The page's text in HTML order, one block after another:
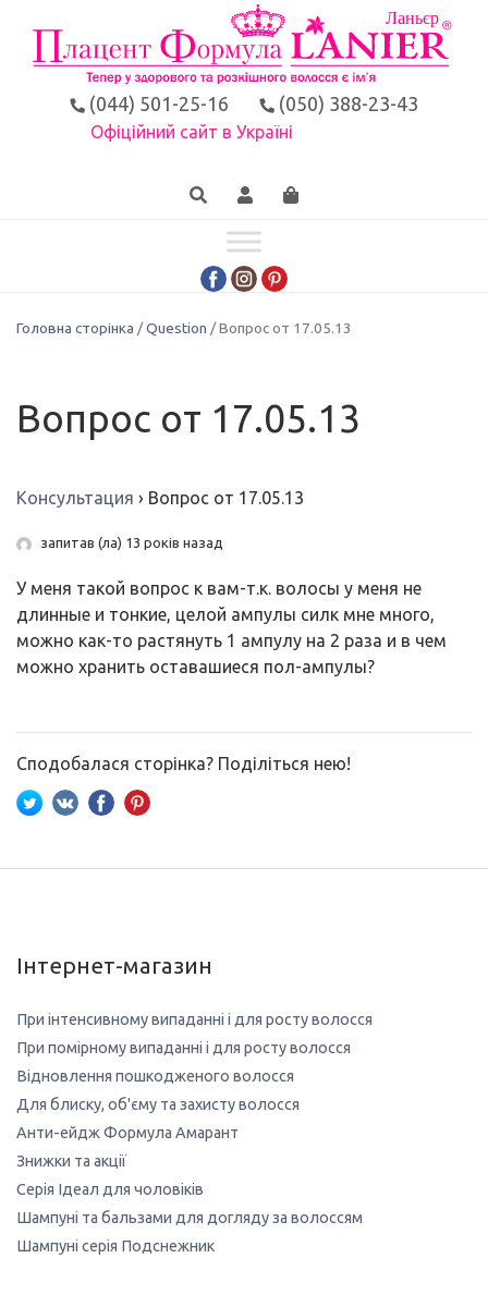
(044) 501-25-16 (050) 388-23-43
Офіційний сайт в Україні
Головна сторінка /Question / Вопрос от 17.05.13
Вопрос от 17.05.13
Консультация › Вопрос от 17.05.13
запитав (ла) 13 років назад
У меня такой вопрос к вам-т.к. волосы у меня не
длинные и тонкие, целой ампулы силк мне много,
можно как-то растянуть 1 ампулу на 2 раза и в чем
можно хранить оставашиеся пол-ампулы?
Сподобалася сторінка? Поділіться нею!
Інтернет-магазин
При інтенсивному випаданні і для росту волосся
При помірному випаданні і для росту волосся
Відновлення пошкодженого волосся
Для блиску, об'єму та захисту волосся
Анти-ейдж Формула Амарант
Знижки та акції
Серія Ідеал для чоловіків
Шампуні та бальзами для догляду за волоссям
Шампуні серія Подснежник